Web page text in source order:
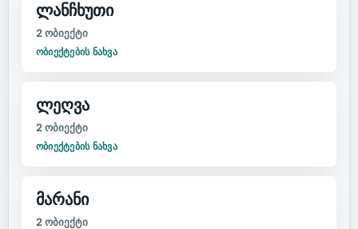
ლანჩხუთი
2ობიექტი
ᲝᲑᲘᲔᲥᲢᲔᲑᲘᲡ ᲜᲐᲮᲕᲐ
ლეღვა
2ობიექტი
ᲝᲑᲘᲔᲥᲢᲔᲑᲘᲡ ᲜᲐᲮᲕᲐ
მარანი
2ობიექტი